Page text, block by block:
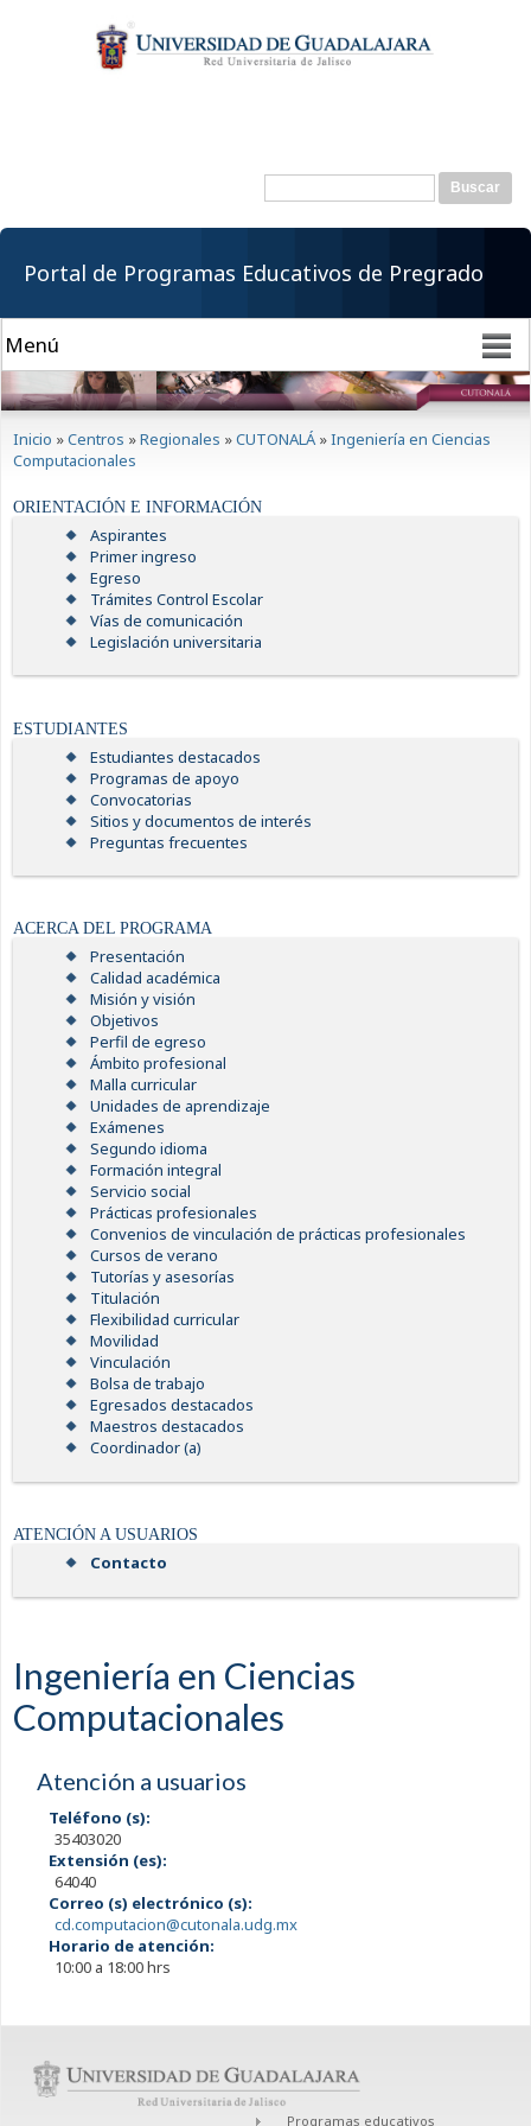
contenido
principal
Formulario de
Buscar
Portal de Programas Educativos de Pregrado
Inicio »Centros »Regionales »CUTONALÁ »Ingeniería en Ciencias
Computacionales
ORIENTACIÓN E INFORMACIÓN
Aspirantes
Primer ingreso
Egreso
Trámites Control Escolar
Vías de comunicación
Legislación universitaria
ESTUDIANTES
Estudiantes destacados
Programas de apoyo
Convocatorias
Sitios y documentos de interés
Preguntas frecuentes
ACERCA DEL PROGRAMA
Presentación
Calidad académica
Misión y visión
Objetivos
Perfil de egreso
Ámbito profesional
Malla curricular
Unidades de aprendizaje
Exámenes
Segundo idioma
Formación integral
Servicio social
Prácticas profesionales
Convenios de vinculación de prácticas profesionales
Cursos de verano
Tutorías y asesorías
Titulación
Flexibilidad curricular
Movilidad
Vinculación
Bolsa de trabajo
Egresados destacados
Maestros destacados
Coordinador (a)
ATENCIÓN A USUARIOS
Contacto
Ingeniería en Ciencias
Computacionales
Atención a usuarios
Teléfono (s):
35403020
Extensión (es):
64040
Correo (s) electrónico (s):
cd.computacion@cutonala.udg.mx
Horario de atención:
10:00 a 18:00 hrs
Programas educativos